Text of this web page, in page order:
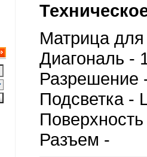
Матрица для
Диагональ -
Разрешение
Подсветка -
Разъем -